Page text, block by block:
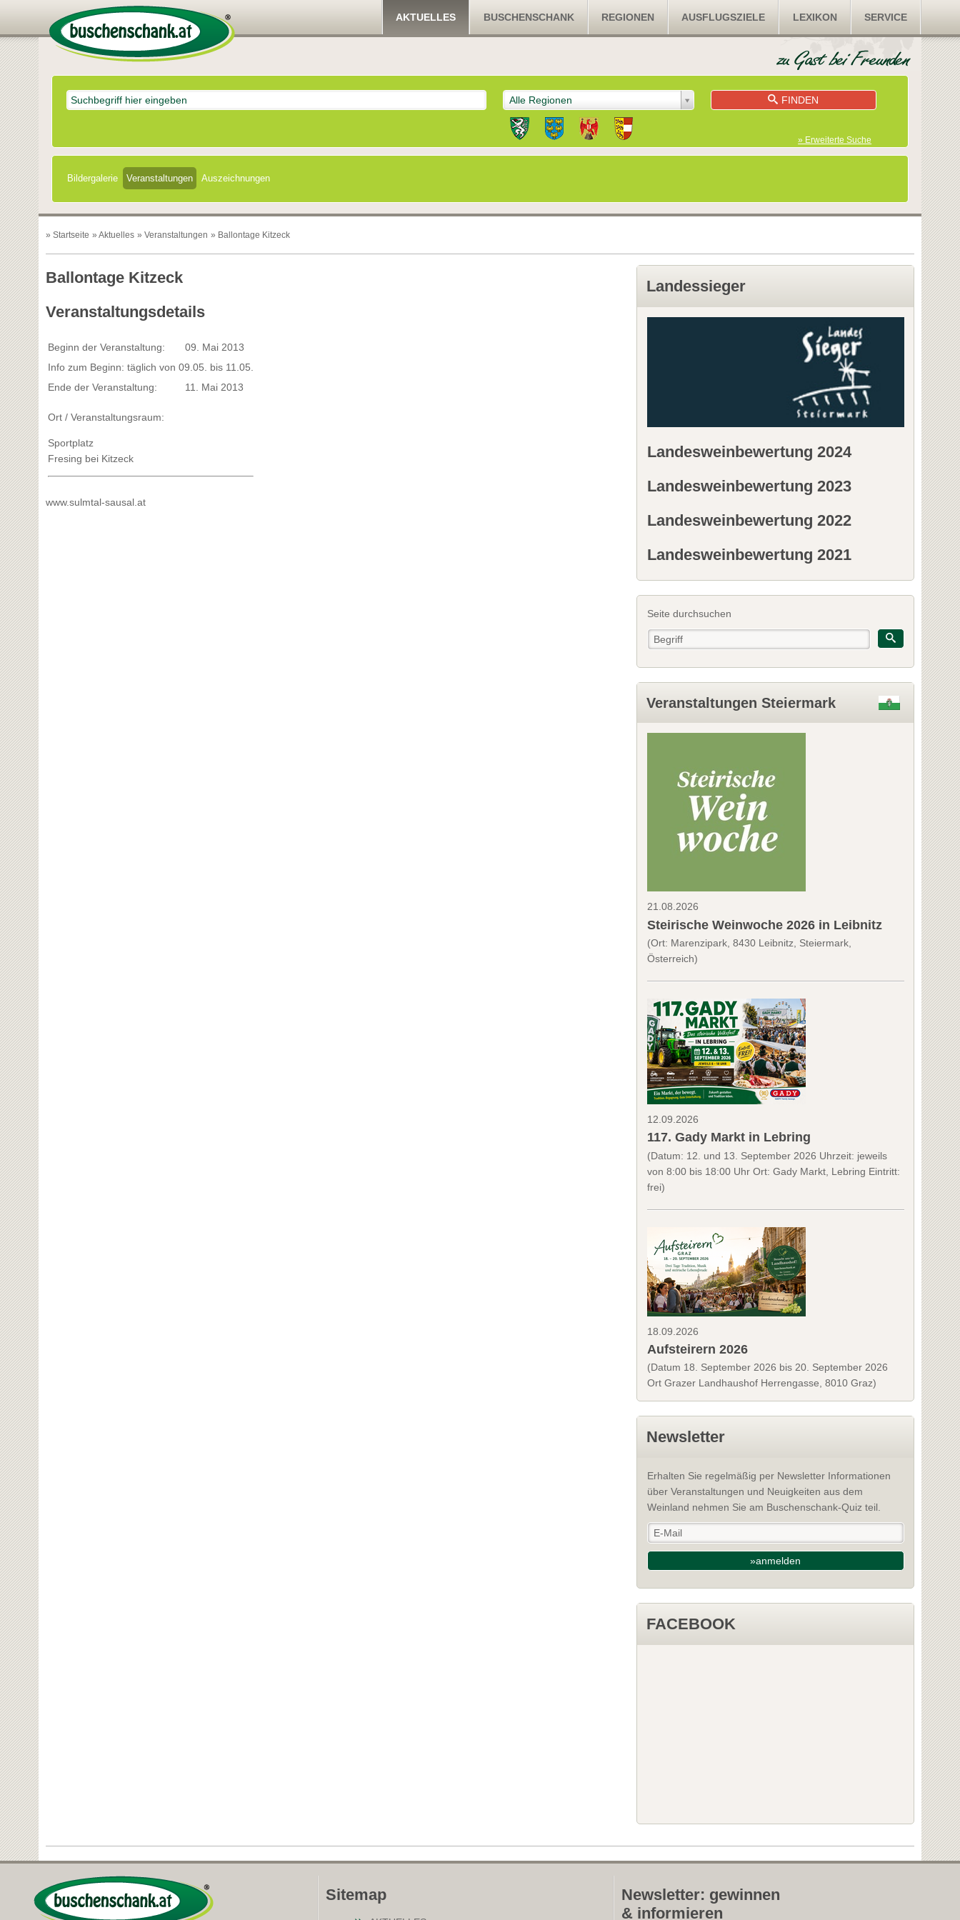
AKTUELLES BUSCHENSCHANK REGIONEN AUSFLUGSZIELE LEXIKON SERVICE
Alle Regionen FINDEN
» Erweiterte Suche
Bildergalerie Veranstaltungen Auszeichnungen
» Startseite » Aktuelles » Veranstaltungen » Ballontage Kitzeck
Ballontage Kitzeck
Veranstaltungsdetails
Beginn der Veranstaltung:
09. Mai 2013
Info zum Beginn: täglich von 09.05. bis 11.05.
Ende der Veranstaltung:
11. Mai 2013
Ort / Veranstaltungsraum:
Sportplatz
Fresing bei Kitzeck
www.sulmtal-sausal.at
Landessieger
Landesweinbewertung 2024
Landesweinbewertung 2023
Landesweinbewertung 2022
Landesweinbewertung 2021
Seite durchsuchen
Veranstaltungen Steiermark
21.08.2026
Steirische Weinwoche 2026 in Leibnitz
(Ort: Marenzipark, 8430 Leibnitz, Steiermark,
Österreich)
12.09.2026
117. Gady Markt in Lebring
(Datum: 12. und 13. September 2026 Uhrzeit: jeweils
von 8:00 bis 18:00 Uhr Ort: Gady Markt, Lebring Eintritt:
frei)
18.09.2026
Aufsteirern 2026
(Datum 18. September 2026 bis 20. September 2026
Ort Grazer Landhaushof Herrengasse, 8010 Graz)
Newsletter
Erhalten Sie regelmäßig per Newsletter Informationen
über Veranstaltungen und Neuigkeiten aus dem
Weinland nehmen Sie am Buschenschank-Quiz teil.
»anmelden
FACEBOOK
Sitemap
Newsletter: gewinnen
& informieren